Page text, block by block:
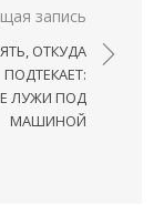
запись
ОТКУДА
ПОДТЕКАЕТ:
ЛУЖИ ПОД
МАШИНОЙ